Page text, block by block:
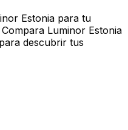
Estonia para tu
Luminor Estonia
descubrir tus